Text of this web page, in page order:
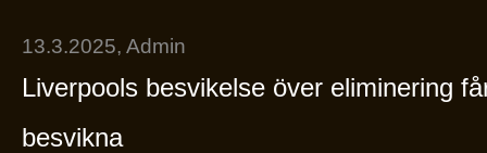
13.3.2025, Admin
Liverpools besvikelse över eliminering
besvikna